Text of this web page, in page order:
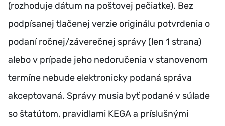
(rozhoduje dátum na poštovej pečiatke). Bez
podpísanej tlačenej verzie originálu potvrdenia o
podaní ročnej/záverečnej správy (len 1 strana)
alebo v prípade jeho nedoručenia v stanovenom
termíne nebude elektronicky podaná správa
akceptovaná. Správy musia byť podané v súlade
so štatútom, pravidlami KEGA a príslušnými